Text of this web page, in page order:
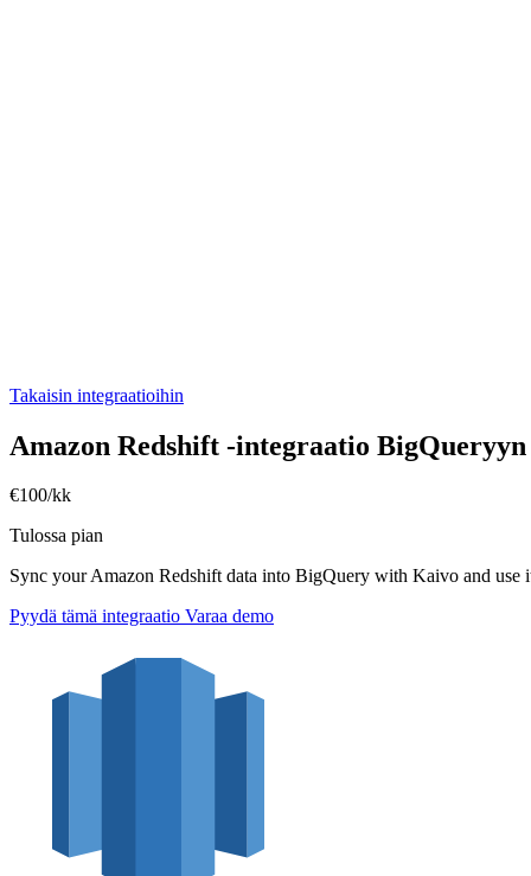
Takaisin integraatioihin
Amazon Redshift -integraatio BigQueryyn
€100/kk
Tulossa pian
Sync your Amazon Redshift data into BigQuery with Kaivo and
Pyydä tämä integraatio Varaa demo